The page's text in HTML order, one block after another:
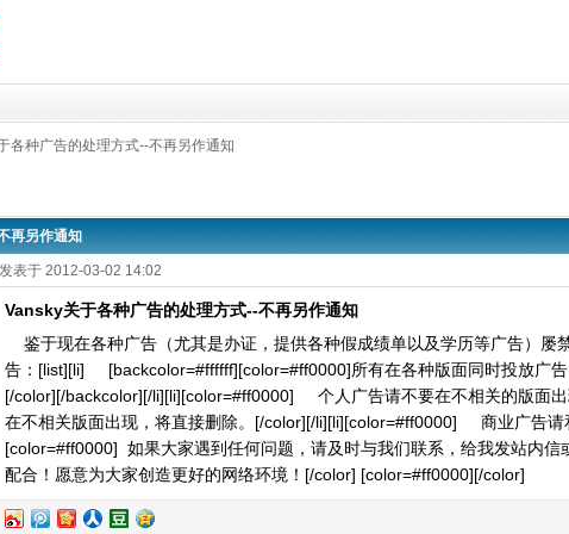
各种广告的处理方式--不再另作通知
再另作通知
发表于 2012-03-02 14:02
Vansky关于各种广告的处理方式--不再另作通知
鉴于现在各种广告（尤其是办证，提供各种假成绩单以及学历等广告）屡
告：[list][li] [backcolor=#ffffff][color=#ff0000]所有在各种版面同时投放广告
[/color][/backcolor][/li][li][color=#ff0000] 个人广告请不要在不相关的版面
在不相关版面出现，将直接删除。[/color][/li][li][color=#ff0000] 商业广告
[color=#ff0000] 如果大家遇到任何问题，请及时与我们联系，给我发站内
配合！愿意为大家创造更好的网络环境！[/color] [color=#ff0000][/color]